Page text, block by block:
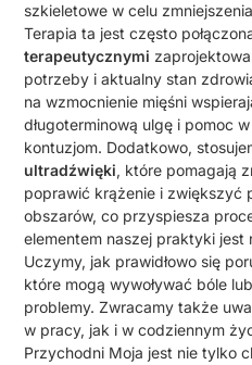
szkieletowe w celu
Terapia ta jest często
terapeutycznymi
potrzeby i aktualny stan
na wzmocnienie mięśni
długoterminową ulgę i pomoc
kontuzjom. Dodatkowo,
ultradźwięki, które pomagają
poprawić krążenie i zwiększyć
obszarów, co przyspiesza
elementem naszej praktyki jest
Uczymy, jak prawidłowo się
które mogą wywoływać bóle
problemy. Zwracamy także
w pracy, jak i w codziennym
Przychodni Moja jest nie tylko